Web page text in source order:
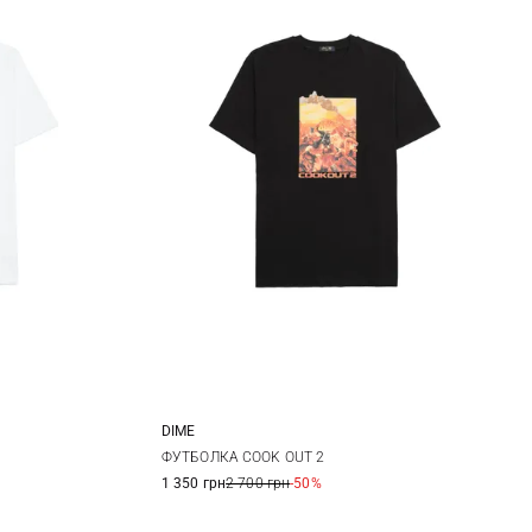
M L
DIME
ФУТБОЛКА COOK OUT 2
1 350 грн2 700 грн-50%